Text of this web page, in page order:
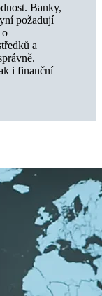
Banky,
požadují
o
a
i finanční